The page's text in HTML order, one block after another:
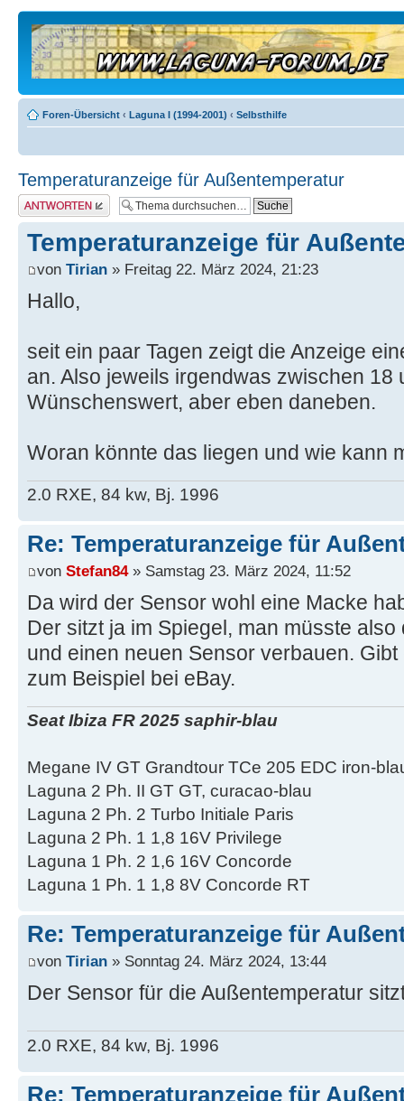
Foren-Übersicht ‹ Laguna I (1994-2001) ‹ Selbsthilfe
Temperaturanzeige für Außentemperatur
Antwort erstellen
Temperaturanzeige für
von Tirian » Freitag 22. März 2024, 21:23
Hallo,
seit ein paar Tagen zeigt die Anzeige
an. Also jeweils irgendwas zwischen 18
Wünschenswert, aber eben daneben.
Woran könnte das liegen und wie kann
2.0 RXE, 84 kw, Bj. 1996
Re: Temperaturanzeige für
von Stefan84» Samstag 23. März 2024, 11:52
Da wird der Sensor wohl eine Macke
Der sitzt ja im Spiegel, man müsste
und einen neuen Sensor verbauen.
zum Beispiel bei eBay.
Seat Ibiza FR 2025 saphir-blau
Megane IV GT Grandtour TCe 205 EDC iron-
Laguna 2 Ph. II GT GT, curacao-blau
Laguna 2 Ph. 2 Turbo Initiale Paris
Laguna 2 Ph. 1 1,8 16V Privilege
Laguna 1 Ph. 2 1,6 16V Concorde
Laguna 1 Ph. 1 1,8 8V Concorde RT
Re: Temperaturanzeige für
von Tirian » Sonntag 24. März 2024, 13:44
Der Sensor für die Außentemperatur
2.0 RXE, 84 kw, Bj. 1996
Re: Temperaturanzeige für